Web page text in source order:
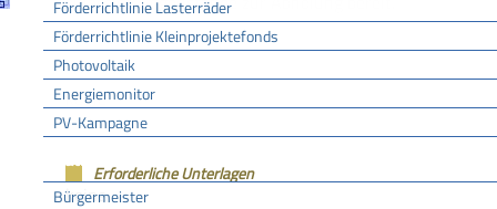
Förderrichtlinie Lasterräder
Förderrichtlinie Kleinprojektefonds
Photovoltaik
Energiemonitor
PV-Kampagne
Rathaus
Bürgermeister
Fristen
keine
Erforderliche Unterlagen
keine